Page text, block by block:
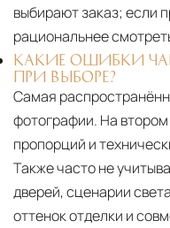
выбирают заказ; если
рациональнее
КАКИЕ ОШИБКИ
ПРИ ВЫБОРЕ?
Самая
фотографии. На
пропорций и
Также часто не
дверей, сценарии
оттенок отделки и